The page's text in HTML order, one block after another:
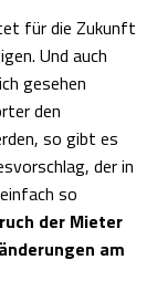
für die Zukunft
Und auch
gesehen
den
so gibt es
der in
so
der Mieter
am